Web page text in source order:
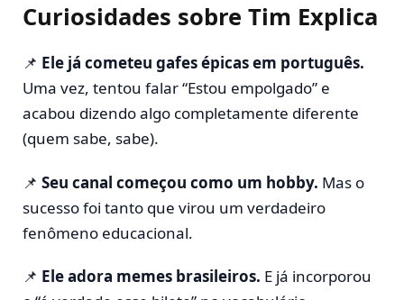
Curiosidades sobre Tim Explica
📌 Ele já cometeu gafes épicas em português.
Uma vez, tentou falar “Estou empolgado” e
acabou dizendo algo completamente diferente
(quem sabe, sabe).
📌 Seu canal começou como um hobby. Mas o
sucesso foi tanto que virou um verdadeiro
fenômeno educacional.
📌 Ele adora memes brasileiros. E já incorporou